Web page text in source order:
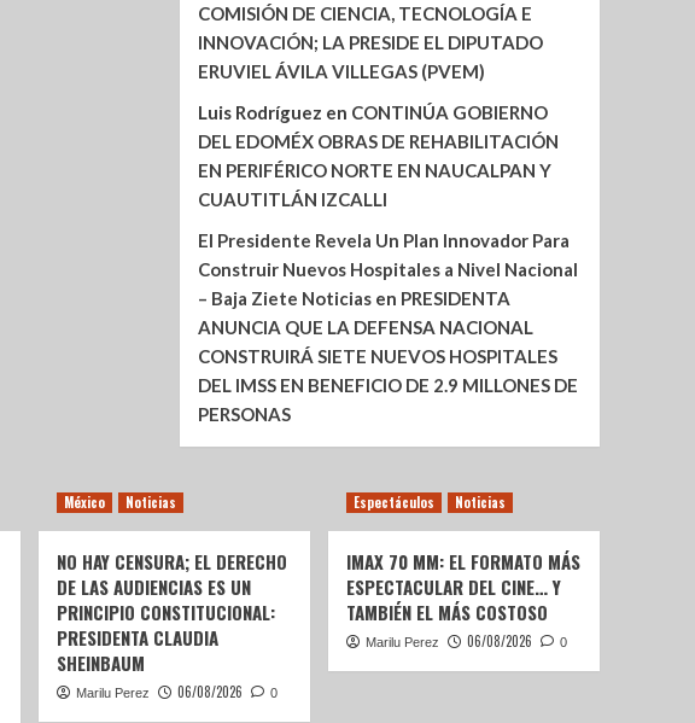
COMISIÓN DE CIENCIA, TECNOLOGÍA E
INNOVACIÓN; LA PRESIDE EL DIPUTADO
ERUVIEL ÁVILA VILLEGAS (PVEM)
Luis Rodríguez en CONTINÚA GOBIERNO
DEL EDOMÉX OBRAS DE REHABILITACIÓN
EN PERIFÉRICO NORTE EN NAUCALPAN Y
CUAUTITLÁN IZCALLI
El Presidente Revela Un Plan Innovador Para
Construir Nuevos Hospitales a Nivel Nacional
– Baja Ziete Noticiasen PRESIDENTA
ANUNCIA QUE LA DEFENSA NACIONAL
CONSTRUIRÁ SIETE NUEVOS HOSPITALES
DEL IMSS EN BENEFICIO DE 2.9 MILLONES DE
PERSONAS
México Noticias
NO HAY CENSURA; EL DERECHO
DE LAS AUDIENCIAS ES UN
PRINCIPIO CONSTITUCIONAL:
PRESIDENTA CLAUDIA
SHEINBAUM
Marilu Perez 06/08/2026 0
Espectáculos Noticias
IMAX 70 MM: EL FORMATO MÁS
ESPECTACULAR DEL CINE… Y
TAMBIÉN EL MÁS COSTOSO
Marilu Perez 06/08/2026 0